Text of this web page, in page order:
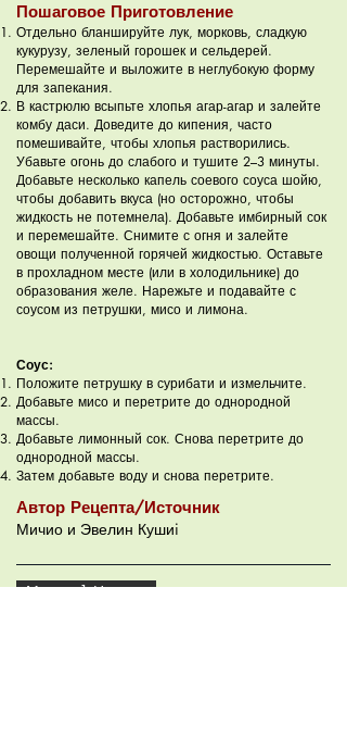
Пошаговое Приготовление
Отдельно бланшируйте лук, морковь, сладкую
кукурузу, зеленый горошек и сельдерей.
Перемешайте и выложите в неглубокую форму
для запекания.
В кастрюлю всыпьте хлопья агар-агар и залейте
комбу даси. Доведите до кипения, часто
помешивайте, чтобы хлопья растворились.
Убавьте огонь до слабого и тушите 2–3 минуты.
Добавьте несколько капель соевого соуса шойю,
чтобы добавить вкуса (но осторожно, чтобы
жидкость не потемнела). Добавьте имбирный сок
и перемешайте. Снимите с огня и залейте
овощи полученной горячей жидкостью. Оставьте
в прохладном месте (или в холодильнике) до
образования желе. Нарежьте и подавайте с
соусом из петрушки, мисо и лимона.
Соус:
Положите петрушку в сурибати и измельчите.
Добавьте мисо и перетрите до однородной
массы.
Добавьте лимонный сок. Снова перетрите до
однородной массы.
Затем добавьте воду и снова перетрите.
Автор Рецепта/Источник
Мичио и Эвелин Кушиi
Меню - 1 Неделя